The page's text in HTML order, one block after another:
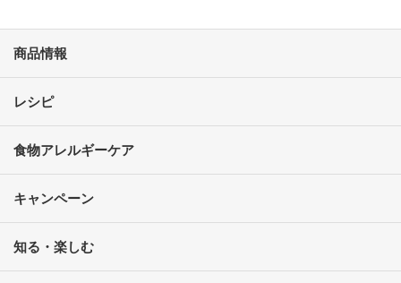
商品情報
レシピ
食物アレルギーケア
キャンペーン
知る・楽しむ